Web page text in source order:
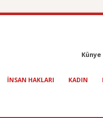
Künye
INSAN HAKLARI KADIN